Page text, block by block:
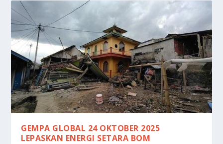
GEMPA GLOBAL 24 OKTOBER 2025
LEPASKAN ENERGI SETARA BOM